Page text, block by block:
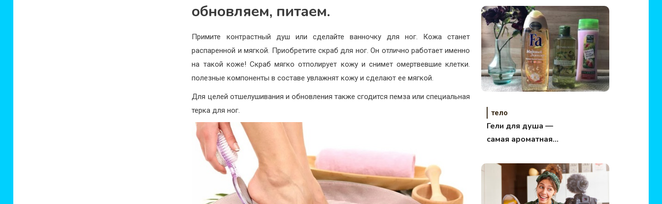
обновляем, питаем.
Примите контрастный душ или сделайте ванночку для ног. Кожа станет
распаренной и мягкой. Приобретите скраб для ног. Он отлично работает именно
на такой коже! Скраб мягко отполирует кожу и снимет омертвевшие клетки.
полезные компоненты в составе увлажнят кожу и сделают ее мягкой.
Для целей отшелушивания и обновления также сгодится пемза или специальная
терка для ног.
тело
Гели для душа —
самая ароматная